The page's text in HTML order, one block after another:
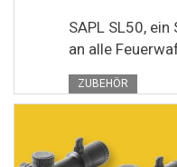
SAPL SL50,
an alle
ZUBEHÖR